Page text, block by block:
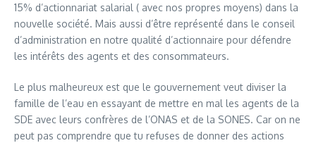
15% d’actionnariat salarial ( avec nos propres moyens) dans la
nouvelle société. Mais aussi d’être représenté dans le conseil
d’administration en notre qualité d’actionnaire pour défendre
les intérêts des agents et des consommateurs.
Le plus malheureux est que le gouvernement veut diviser la
famille de l’eau en essayant de mettre en mal les agents de la
SDE avec leurs confrères de l’ONAS et de la SONES. Car on ne
peut pas comprendre que tu refuses de donner des actions